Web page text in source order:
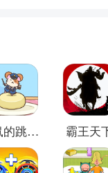
鼠鼠的跳跃冒险 霸王天